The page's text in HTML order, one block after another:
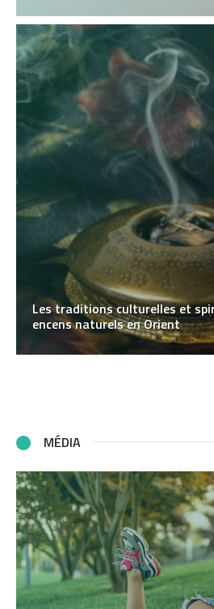
Les traditions culturelles et
encens naturels en Orient
MÉDIA